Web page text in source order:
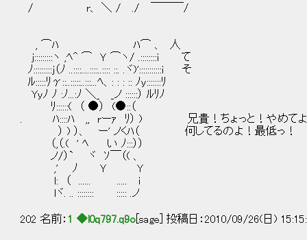
/ r、 ＼ / ./ ￣￣￣/
, ⌒ﾊ ﾊ⌒ 、 人
j:::::::::ヽ ,ﾍ^ ⌒ Ｙ ⌒ヽ/ .::::::::i て
ﾉ:::::::::j（ﾉ ..::::....::::..:::: ::. .ヾ)':::::::::::i そ
ﾙ:::::ﾘγ::..:::::..:::...ﾍ、: : : :: ﾉy:::::::ﾘ
Yyﾉ ﾉ :ﾉ...:ﾉ ＼_ _ノ ::::::） ﾙﾘﾉ
ﾘ::::::( （ ●） (●::（
. ﾊ::::ﾊ ,, rーｧ ﾘ） ) 兄貴！ちょっと！やめてよ
） ) ）、 ー' ノくﾊ（ 何してるのよ！最低っ！
（,（.( ' ﾍ い ﾉ:::））
ノ/）` ヾ ｿ￣（( 、
,' ﾉ Ｙ Y
l: （ ...... ..... i
lヾ. .. :::::::: ::::: .ノ
202 名前： 1 ◆l0q797.q9o [sage] 投稿日：2010/09/26(日)